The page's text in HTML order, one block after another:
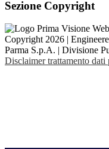
Sezione Copyright
Copyright 2026 |
Parma S.p.A. | Divisione
Disclaimer trattamento dati